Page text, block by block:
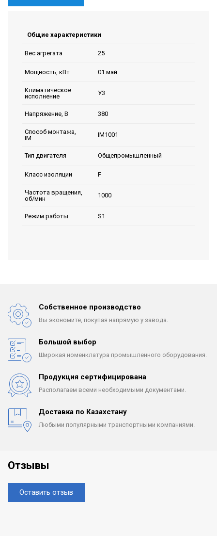
Общие характеристики
Вес агрегата 25
Мощность, кВт 01.май
Климатическое
исполнение
У3
Напряжение, В 380
Способ монтажа,
IM
IM1001
Тип двигателя Общепромышленный
Класс изоляции F
Частота вращения,
об/мин
1000
Режим работы S1
Собственное производство
Вы экономите, покупая напрямую у завода.
Большой выбор
Широкая номенклатура промышленного оборудования.
Продукция сертифицирована
Располагаем всеми необходимыми документами.
Доставка по Казахстану
Любыми популярными транспортными компаниями.
Отзывы
Оставить отзыв